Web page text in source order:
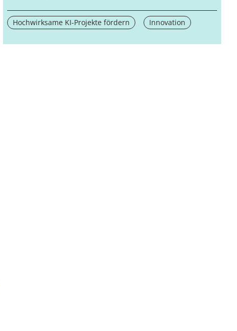
Hochwirksame KI-Projekte fördern Innovation